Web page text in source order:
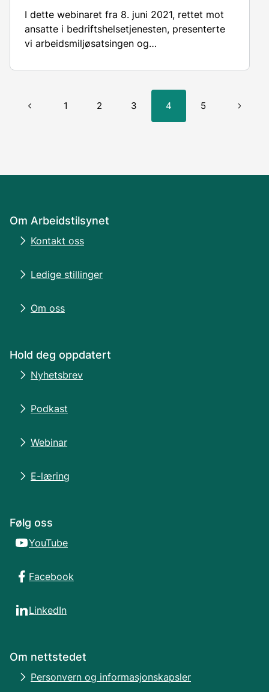
I dette webinaret fra 8. juni 2021, rettet mot
ansatte i bedriftshelsetjenesten, presenterte
vi arbeidsmiljøsatsingen og
1 2 3 4 5
Om Arbeidstilsynet
Kontakt oss
Ledige stillinger
Om oss
Hold deg oppdatert
Nyhetsbrev
Podkast
Webinar
E-læring
Følg oss
YouTube
Facebook
LinkedIn
Om nettstedet
Personvern og informasjonskapsler